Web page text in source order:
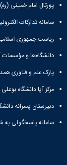
طرح
های
پژوهشی
طرح
پژوهشی
سال
1398
نشریات
معاونت
پژوهش
و
پورتال امام خمینی (ره)
سامانه تدارکات
ریاست جمهوری
دانشگاه‌ها و
پارک علم و فناوری
مرکز آپا دانشگاه
دبیرستان پسرانه
سامانه پاسخگوئی به